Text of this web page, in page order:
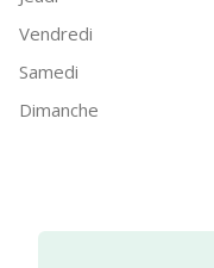
Vendredi
Samedi
Dimanche